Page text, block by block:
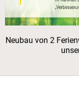
Neubau von 2